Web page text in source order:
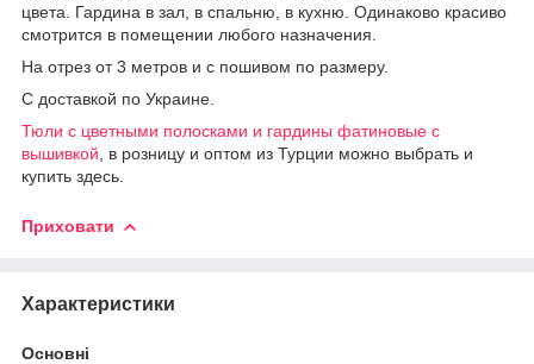
цвета. Гардина в зал, в спальню, в кухню. Одинаково красиво
смотрится в помещении любого назначения.
На отрез от 3 метров и с пошивом по размеру.
С доставкой по Украине.
Тюли с цветными полосками и гардины фатиновые с
вышивкой , в розницу и оптом из Турции можно выбрать и
купить здесь.
Приховати
Характеристики
Основні